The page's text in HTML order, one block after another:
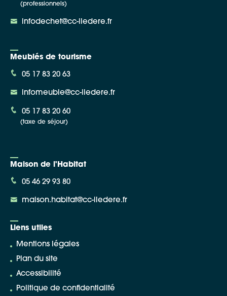
(professionnels)
infodechet@cc-iledere.fr
Meublés de tourisme
05 17 83 20 63
infomeuble@cc-iledere.fr
05 17 83 20 60
(taxe de séjour)
Maison de l'Habitat
05 46 29 93 80
maison.habitat@cc-iledere.fr
Liens utiles
Mentions légales
Plan du site
Accessibilité
Politique de confidentialité